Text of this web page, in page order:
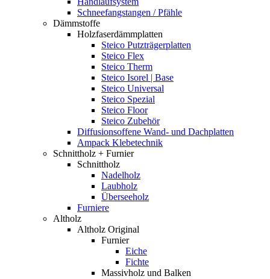
Schneefangstangen / Pfähle
Dämmstoffe
Holzfaserdämmplatten
Steico Putzträgerplatten
Steico Flex
Steico Therm
Steico Isorel | Base
Steico Universal
Steico Spezial
Steico Floor
Steico Zubehör
Diffusionsoffene Wand- und Dachplatten
Ampack Klebetechnik
Schnittholz + Furnier
Schnittholz
Nadelholz
Laubholz
Überseeholz
Furniere
Altholz
Altholz Original
Furnier
Eiche
Fichte
Massivholz und Balken